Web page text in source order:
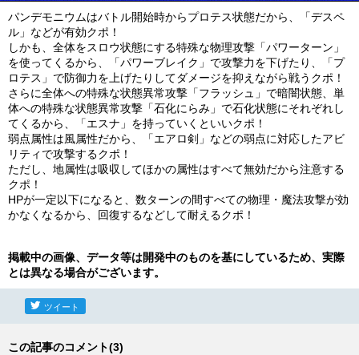
パンデモニウムはバトル開始時からプロテス状態だから、「デスペ
ル」などが有効クポ！
しかも、全体をスロウ状態にする特殊な物理攻撃「パワーターン」
を使ってくるから、「パワーブレイク」で攻撃力を下げたり、「プ
ロテス」で防御力を上げたりしてダメージを抑えながら戦うクポ！
さらに全体への特殊な状態異常攻撃「フラッシュ」で暗闇状態、単
体への特殊な状態異常攻撃「石化にらみ」で石化状態にそれぞれし
てくるから、「エスナ」を持っていくといいクポ！
弱点属性は風属性だから、「エアロ剣」などの弱点に対応したアビ
リティで攻撃するクポ！
ただし、地属性は吸収してほかの属性はすべて無効だから注意する
クポ！
HPが一定以下になると、数ターンの間すべての物理・魔法攻撃が効
かなくなるから、回復するなどして耐えるクポ！
掲載中の画像、データ等は開発中のものを基にしているため、実際
とは異なる場合がございます。
ツイート
この記事のコメント(3)